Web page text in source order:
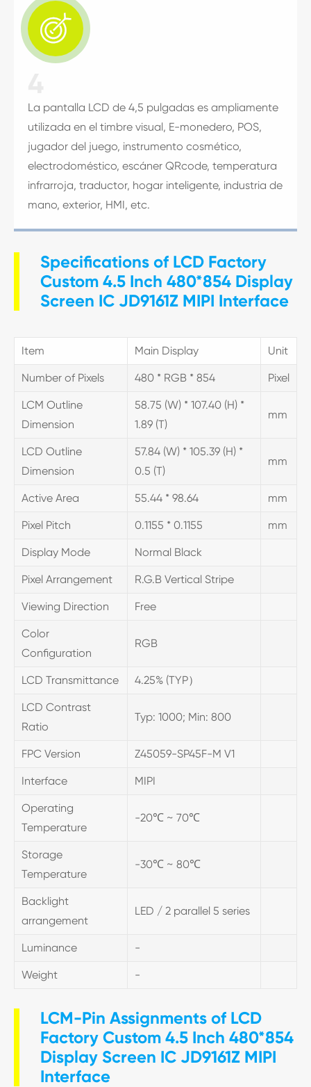

La pantalla LCD de 4,5 pulgadas es ampliamente
utilizada en el timbre visual, E-monedero, POS,
jugador del juego, instrumento cosmético,
electrodoméstico, escáner QRcode, temperatura
infrarroja, traductor, hogar inteligente, industria de
mano, exterior, HMI, etc.
Specifications of LCD Factory
Custom 4.5 Inch 480*854 Display
Screen IC JD9161Z MIPI Interface
Item Main Display Unit
Number of Pixels 480 * RGB * 854 Pixel
LCM Outline
Dimension
58.75 (W) * 107.40 (H) *
1.89 (T)
mm
LCD Outline
Dimension
57.84 (W) * 105.39 (H) *
0.5 (T)
mm
Active Area 55.44 * 98.64 mm
Pixel Pitch 0.1155 * 0.1155 mm
Display Mode Normal Black
Pixel Arrangement R.G.B Vertical Stripe
Viewing Direction Free
Color
Configuration
RGB
LCD Transmittance 4.25% (TYP）
LCD Contrast
Ratio
Typ: 1000; Min: 800
FPC Version Z45059-SP45F-M V1
Interface MIPI
Operating
Temperature
-20℃ ~ 70℃
Storage
Temperature
-30℃ ~ 80℃
Backlight
arrangement
LED / 2 parallel 5 series
Luminance -
Weight -
LCM-Pin Assignments of LCD
Factory Custom 4.5 Inch 480*854
Display Screen IC JD9161Z MIPI
Interface